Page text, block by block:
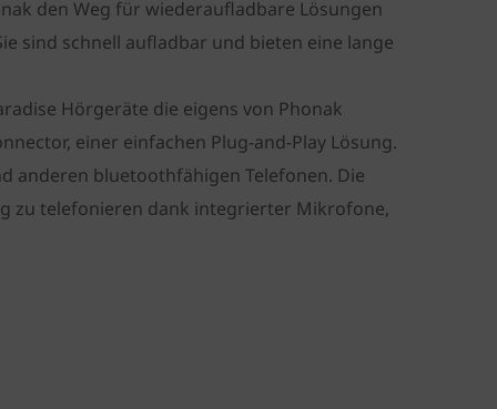
den Weg für wiederaufladbare Lösungen
sind schnell aufladbar und bieten eine lange
Hörgeräte die eigens von Phonak
einer einfachen Plug-and-Play Lösung.
anderen bluetoothfähigen Telefonen. Die
zu telefonieren dank integrierter Mikrofone,